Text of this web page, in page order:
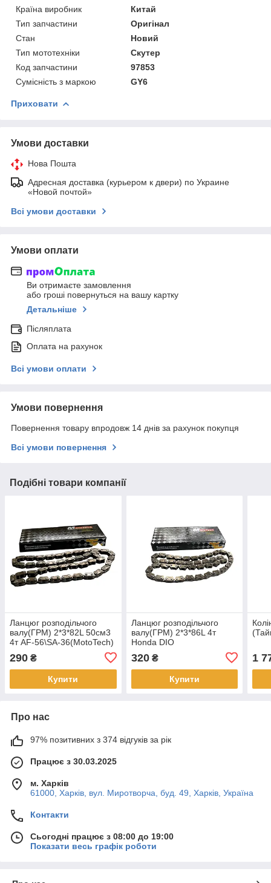
Країна виробник
Китай
Тип запчастини
Оригінал
Стан
Новий
Тип мототехніки
Скутер
Код запчастини
97853
Сумісність з маркою
GY6
Приховати
Умови доставки
Нова Пошта
Адресная доставка (курьером к двери) по Украине
«Новой почтой»
Всі умови доставки
Умови оплати
Ви отримаєте замовлення
або гроші повернуться на вашу картку
Детальніше
Післяплата
Оплата на рахунок
Всі умови оплати
Умови повернення
Повернення товару впродовж 14 днів за рахунок покупця
Всі умови повернення
Подібні товари компанії
Ланцюг розподільчого
валу(ГРМ) 2*3*82L 50см3
4т AF-56\SA-36(MotoTech)
290 ₴
Купити
Ланцюг розподільчого
валу(ГРМ) 2*3*86L 4т
Honda DIO
320₴
Купити
1
Про нас
97% позитивних з 374 відгуків за рік
Працює з 30.03.2025
м. Харків
61000, Харків, вул. Миротворча, буд. 49, Харків, Україна
Контакти
Сьогодні працює з 08:00 до 19:00
Показати весь графік роботи